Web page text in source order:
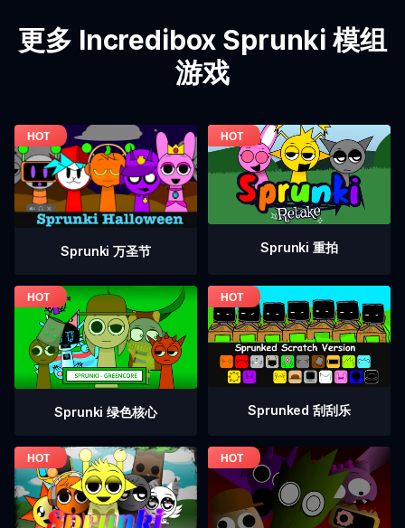
更多 Incredibox Sprunki 模组
游戏
Sprunki 万圣节 Sprunki 重拍
Sprunki 绿色核心 Sprunked 刮刮乐